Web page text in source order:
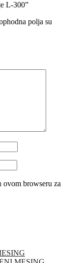
L-300”
polja su
ovom browseru za